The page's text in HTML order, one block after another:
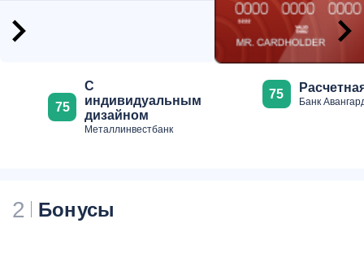
75
С
индивидуальным
дизайном
Металлинвестбанк
75
Банк
2 Бонусы